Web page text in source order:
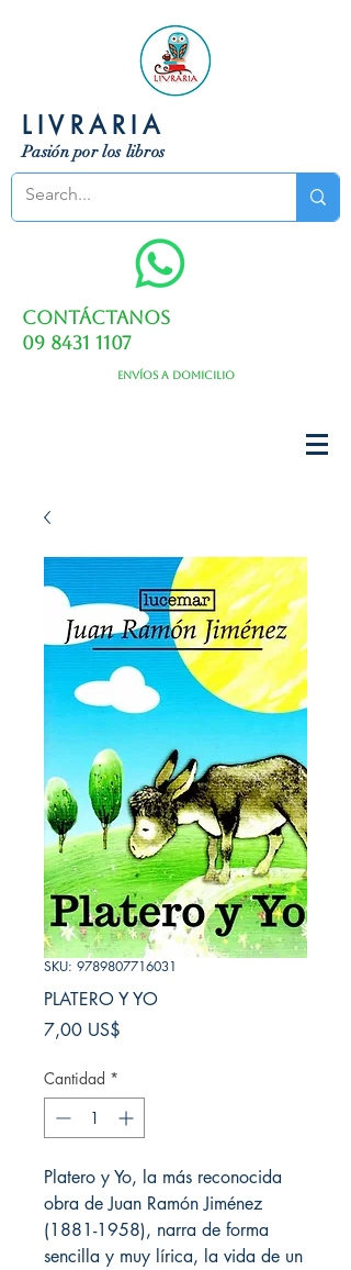
LIVRARIA
Pasión por los libros
Contáctanos
09 8431 1107
Envíos a domicilio
SKU: 9789807716031
PLATERO Y YO
7,00 US$
Cantidad *
Platero y Yo, la más reconocida
obra de Juan Ramón Jiménez
(1881-1958), narra de forma
sencilla y muy lírica, la vida de un